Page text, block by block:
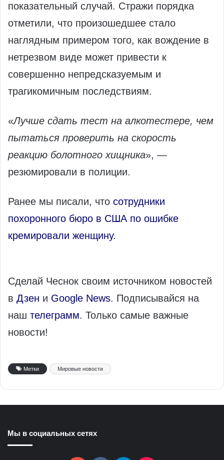
показательный случай. Стражи порядка
отметили, что произошедшее стало
наглядным примером того, как вождение в
нетрезвом виде может привести к
совершенно непредсказуемым и
трагикомичным последствиям.
«Лучше сдать тест на алкотестере, чем
пытаться проверить на скорость
реакцию болотного хищника», —
резюмировали в полиции.
Ранее мы писали, что сотрудники
похоронного бюро в США по ошибке
кремировали женщину.
Сделай Чеснок своим источником новостей
в Дзен и Google News. Подписывайся на
наш телеграмм. Только самые важные
новости!
Метки Мировые новости
Мы в социальных сетях